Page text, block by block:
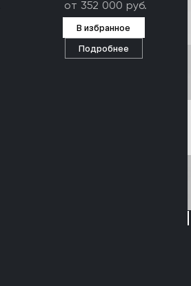
от 352 000 руб.
В избранное
Подробнее